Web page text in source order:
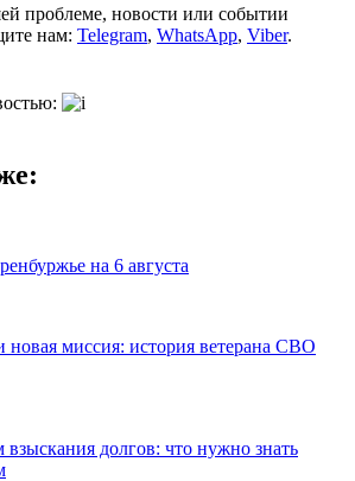
проблеме, новости или событии
нам: Telegram, WhatsApp, Viber.
на 6 августа
новая миссия: история ветерана СВО
долгов: что нужно знать